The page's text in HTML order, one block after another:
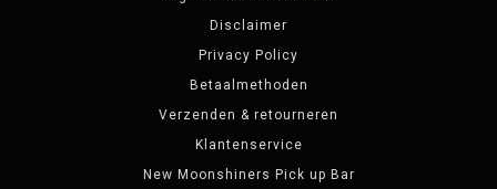
Disclaimer
Privacy Policy
Betaalmethoden
Verzenden & retourneren
Klantenservice
New Moonshiners Pick up Bar